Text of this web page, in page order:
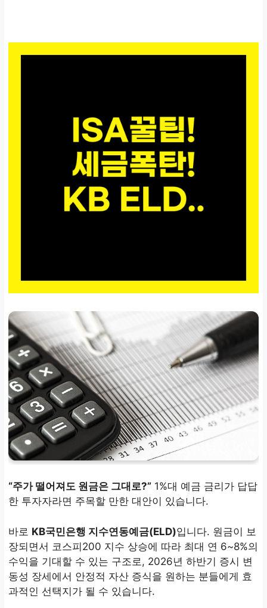
“주가 떨어져도 원금은 그대로?” 1%대 예금 금리가 답답
한 투자자라면 주목할 만한 대안이 있습니다.
바로 KB국민은행 지수연동예금(ELD)입니다. 원금이 보
장되면서 코스피200 지수 상승에 따라 최대 연 6~8%의
수익을 기대할 수 있는 구조로, 2026년 하반기 증시 변
동성 장세에서 안정적 자산 증식을 원하는 분들에게 효
과적인 선택지가 될 수 있습니다.